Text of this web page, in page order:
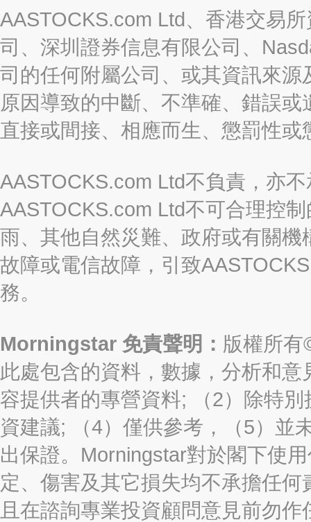
AASTOCKS.com Ltd、香港交易
司、深圳證券信息有限公司、
司的任何附屬公司、或其資訊來
原因導致的中斷、不準確、錯誤
直接或間接、相應而生、懲罰性
AASTOCKS.com Ltd不負責，亦
AASTOCKS.com Ltd不可合理控
雨、其他自然災難、政府或有關
故障或電信故障，引致
務。
Morningstar 免責聲明： 版權所有
此處包含的資料，數據，分析和意
容提供者的專營資料; （2）除特
資建議; （4）僅供參考，（5）並
出保證。Morningstar對於閣下使
定、傷害及其它損失均不承擔任
且在諮詢專業投資顧問意見前勿